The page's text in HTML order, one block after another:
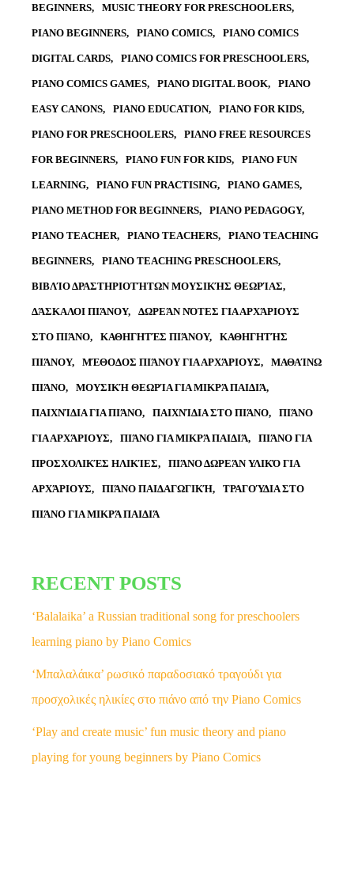
BEGINNERS MUSIC THEORY FOR PRESCHOOLERS
PIANO BEGINNERS PIANO COMICS PIANO COMICS
DIGITAL CARDS PIANO COMICS FOR PRESCHOOLERS
PIANO COMICS GAMES PIANO DIGITAL BOOK PIANO
EASY CANONS PIANO EDUCATION PIANO FOR KIDS
PIANO FOR PRESCHOOLERS PIANO FREE RESOURCES
FOR BEGINNERS PIANO FUN FOR KIDS PIANO FUN
LEARNING PIANO FUN PRACTISING PIANO GAMES
PIANO METHOD FOR BEGINNERS PIANO PEDAGOGY
PIANO TEACHER PIANO TEACHERS PIANO TEACHING
BEGINNERS PIANO TEACHING PRESCHOOLERS
ΒΙΒΛΊΟ ΔΡΑΣΤΗΡΙΟΤΉΤΩΝ ΜΟΥΣΙΚΉΣ ΘΕΩΡΊΑΣ
ΔΆΣΚΑΛΟΙ ΠΙΆΝΟΥ ΔΩΡΕΆΝ ΝΌΤΕΣ ΓΙΑ ΑΡΧΆΡΙΟΥΣ
ΣΤΟ ΠΙΆΝΟ ΚΑΘΗΓΗΤΈΣ ΠΙΆΝΟΥ ΚΑΘΗΓΗΤΉΣ
ΠΙΆΝΟΥ ΜΈΘΟΔΟΣ ΠΙΆΝΟΥ ΓΙΑ ΑΡΧΆΡΙΟΥΣ ΜΑΘΑΊΝΩ
ΠΙΆΝΟ ΜΟΥΣΙΚΉ ΘΕΩΡΊΑ ΓΙΑ ΜΙΚΡΆ ΠΑΙΔΙΆ
ΠΑΙΧΝΊΔΙΑ ΓΙΑ ΠΙΆΝΟ ΠΑΙΧΝΊΔΙΑ ΣΤΟ ΠΙΆΝΟ ΠΙΆΝΟ
ΓΙΑ ΑΡΧΆΡΙΟΥΣ ΠΙΆΝΟ ΓΙΑ ΜΙΚΡΆ ΠΑΙΔΙΆ ΠΙΆΝΟ ΓΙΑ
ΠΡΟΣΧΟΛΙΚΈΣ ΗΛΙΚΊΕΣ ΠΙΆΝΟ ΔΩΡΕΆΝ ΥΛΙΚΌ ΓΙΑ
ΑΡΧΆΡΙΟΥΣ ΠΙΆΝΟ ΠΑΙΔΑΓΩΓΙΚΉ ΤΡΑΓΟΎΔΙΑ ΣΤΟ
ΠΙΆΝΟ ΓΙΑ ΜΙΚΡΆ ΠΑΙΔΙΆ
RECENT POSTS
‘Balalaika’ a Russian traditional song for preschoolers
learning piano by Piano Comics
‘Μπαλαλάικα’ ρωσικό παραδοσιακό τραγούδι για
προσχολικές ηλικίες στο πιάνο από την Piano Comics
‘Play and create music’ fun music theory and piano
playing for young beginners by Piano Comics